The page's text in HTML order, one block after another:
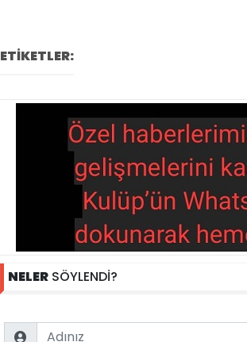
ETİKETLER:
NELER SÖYLENDİ?
Name